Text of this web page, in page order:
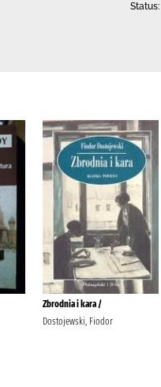
Status:
Zbrodnia i kara /
Dostojewski, Fiodor